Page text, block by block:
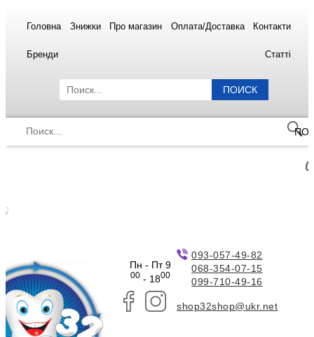
Головна Знижки Про магазин Оплата/Доставка Контакти
Бренди Статті
ПОИСК
Пн - Пт 9
00- 1800
093-057-49-82
068-354-07-15
099-710-49-16
shop32shop@ukr.net